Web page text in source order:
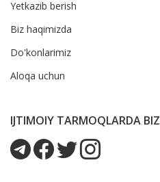
Yetkazib berish
Biz haqimizda
Do'konlarimiz
Aloqa uchun
IJTIMOIY TARMOQLARDA BIZ